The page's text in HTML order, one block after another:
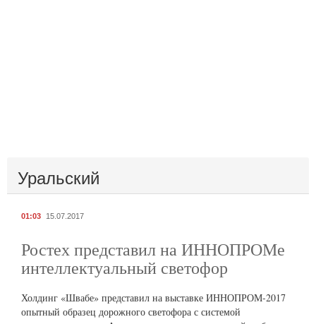
Уральский
01:03 15.07.2017
Ростех представил на ИННОПРОМе
интеллектуальный светофор
Холдинг «Швабе» представил на выставке ИННОПРОМ-2017
опытный образец дорожного светофора с системой